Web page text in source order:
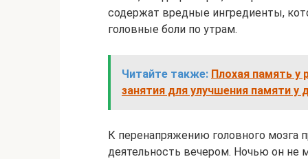
содержат вредные ингредиенты,
головные боли по утрам.
Читайте также: Плохая память у
занятия для улучшения памяти у
К перенапряжению головного мозга
деятельность вечером. Ночью он